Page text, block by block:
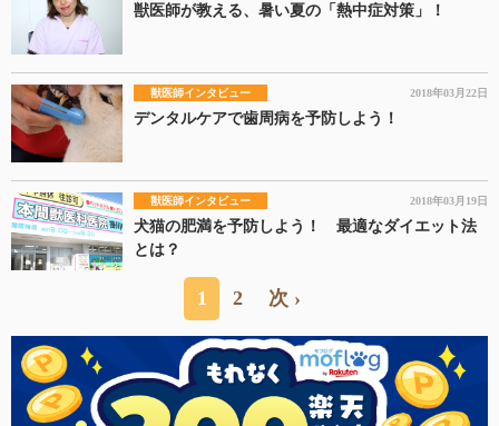
獣医師が教える、暑い夏の「熱中症対策」！
獣医師インタビュー 2018年03月22日
デンタルケアで歯周病を予防しよう！
獣医師インタビュー 2018年03月19日
犬猫の肥満を予防しよう！ 最適なダイエット法
とは？
1 2 次 ›